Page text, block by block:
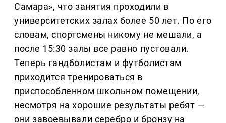
Самара», что занятия проходили в
университетских залах более 50 лет. По его
словам, спортсмены никому не мешали, а
после 15:30 залы все равно пустовали.
Теперь гандболистам и футболистам
приходится тренироваться в
приспособленном школьном помещении,
несмотря на хорошие результаты ребят —
они завоевывали серебро и бронзу на